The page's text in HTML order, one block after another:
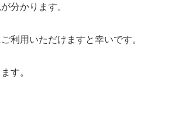
分かります。
利用いただけますと幸いです。
す。